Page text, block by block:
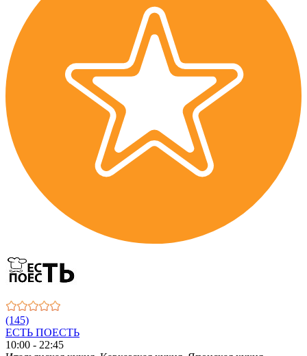
(145)
ЕСТЬ ПОЕСТЬ
10:00 - 22:45